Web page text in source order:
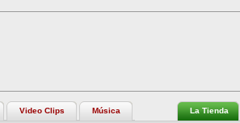
Video Clips Música La Tienda